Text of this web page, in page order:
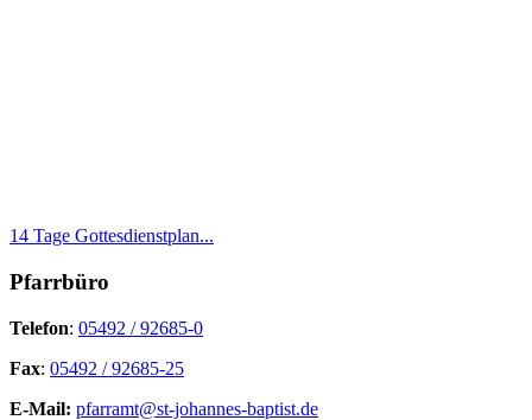
14 Tage Gottesdienstplan...
Pfarrbüro
Telefon: 05492 / 92685-0
Fax: 05492 / 92685-25
E-Mail: pfarramt@st-johannes-baptist.de